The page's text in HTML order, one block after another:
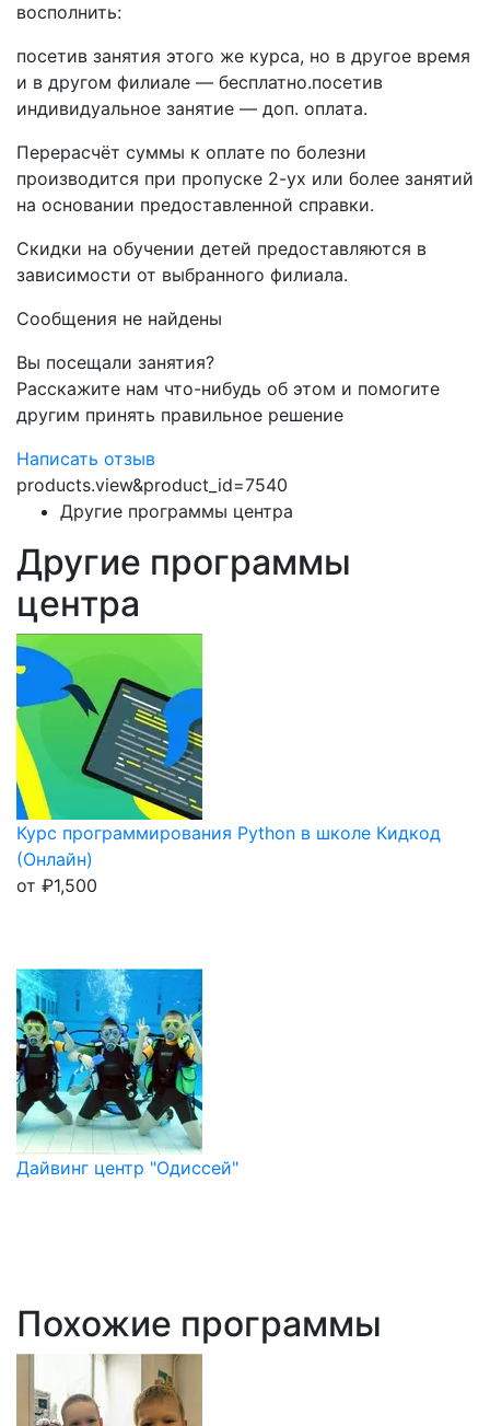
восполнить:
посетив занятия этого же курса, но в другое время
и в другом филиале — бесплатно.посетив
индивидуальное занятие — доп. оплата.
Перерасчёт суммы к оплате по болезни
производится при пропуске 2-ух или более занятий
на основании предоставленной справки.
Скидки на обучении детей предоставляются в
зависимости от выбранного филиала.
Сообщения не найдены
Вы посещали занятия?
Расскажите нам что-нибудь об этом и помогите
другим принять правильное решение
Написать отзыв
products.view&product_id=7540
Другие программы центра
Другие программы
центра
Курс программирования Python в школе Кидкод
(Онлайн)
от ₽1,500
Дайвинг центр "Одиссей"
Похожие программы